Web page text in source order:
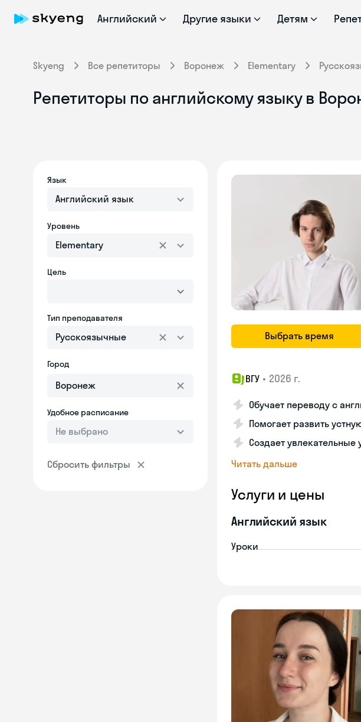
Английский Другие языки Детям
Skyeng Все репетиторы Воронеж Elementary
Репетиторы по английскому языку в
Язык
Английский язык
Уровень
Elementary
Цель
Тип преподавателя
Русскоязычные
Город
Удобное расписание
Не выбрано
Сбросить фильтры
Выбрать время
ВГУ • 2026 г.
Обучает переводу с
Помогает развить
Создает
Читать дальше
Услуги и цены
Английский язык
Уроки